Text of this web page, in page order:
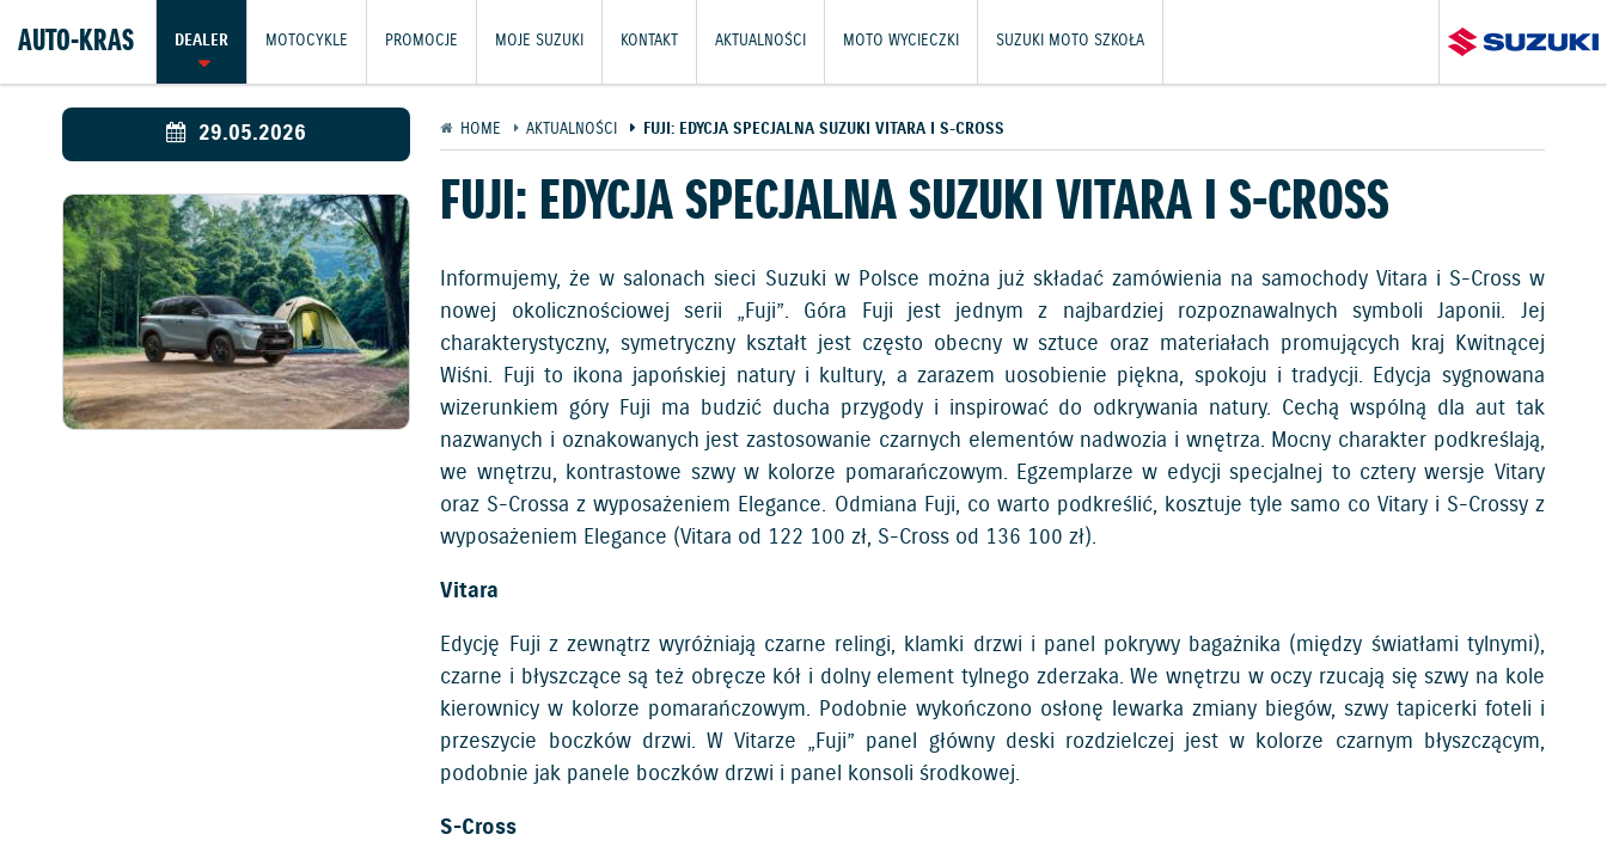
AUTO-KRAS DEALER MOTOCYKLE PROMOCJE MOJE SUZUKI KONTAKT AKTUALNOŚCI MOTO WYCIECZKI SUZUKI MOTO SZKOŁA
29.05.2026 HOME AKTUALNOŚCI FUJI: EDYCJA SPECJALNA SUZUKI VITARA I S-CROSS
FUJI: EDYCJA SPECJALNA SUZUKI VITARA I S-CROSS
Informujemy, że w salonach sieci Suzuki w Polsce można już składać zamówienia na samochody Vitara i S-Cross w
nowej okolicznościowej serii „Fuji”. Góra Fuji jest jednym z najbardziej rozpoznawalnych symboli Japonii. Jej
charakterystyczny, symetryczny kształt jest często obecny w sztuce oraz materiałach promujących kraj Kwitnącej
Wiśni. Fuji to ikona japońskiej natury i kultury, a zarazem uosobienie piękna, spokoju i tradycji. Edycja sygnowana
wizerunkiem góry Fuji ma budzić ducha przygody i inspirować do odkrywania natury. Cechą wspólną dla aut tak
nazwanych i oznakowanych jest zastosowanie czarnych elementów nadwozia i wnętrza. Mocny charakter podkreślają,
we wnętrzu, kontrastowe szwy w kolorze pomarańczowym. Egzemplarze w edycji specjalnej to cztery wersje Vitary
oraz S-Crossa z wyposażeniem Elegance. Odmiana Fuji, co warto podkreślić, kosztuje tyle samo co Vitary i S-Crossy z
wyposażeniem Elegance (Vitara od 122 100 zł, S-Cross od 136 100 zł).
Vitara
Edycję Fuji z zewnątrz wyróżniają czarne relingi, klamki drzwi i panel pokrywy bagażnika (między światłami tylnymi),
czarne i błyszczące są też obręcze kół i dolny element tylnego zderzaka. We wnętrzu w oczy rzucają się szwy na kole
kierownicy w kolorze pomarańczowym. Podobnie wykończono osłonę lewarka zmiany biegów, szwy tapicerki foteli i
przeszycie boczków drzwi. W Vitarze „Fuji” panel główny deski rozdzielczej jest w kolorze czarnym błyszczącym,
podobnie jak panele boczków drzwi i panel konsoli środkowej.
S-Cross